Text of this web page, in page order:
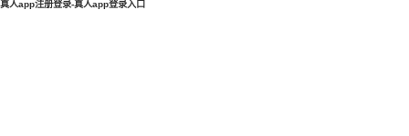
真人app注册登录-真人app登录入口